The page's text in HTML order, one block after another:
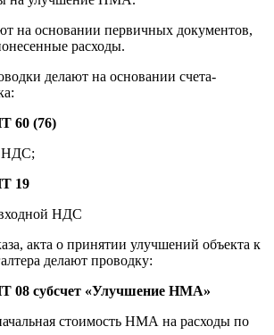
на основании первичных документов,
расходы.
делают на основании счета-
60 (76)
НДС;
19
НДС
акта о принятии улучшений объекта к
делают проводку:
субсчет «Улучшение НМА»
стоимость НМА на расходы по